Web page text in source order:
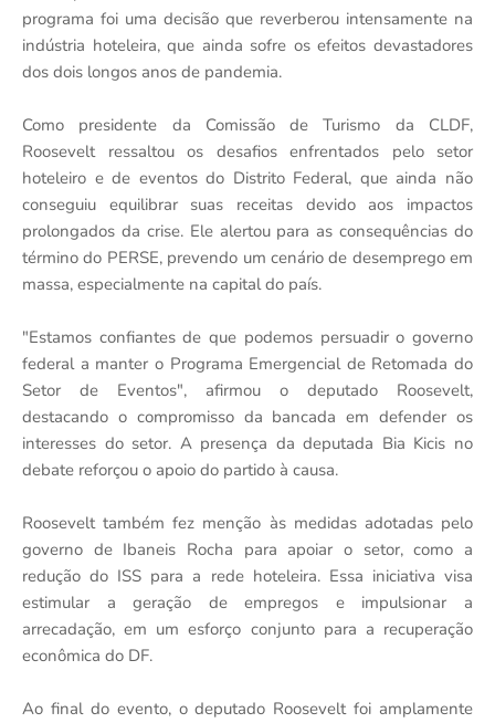
programa foi uma decisão que reverberou intensamente na
indústria hoteleira, que ainda sofre os efeitos devastadores
dos dois longos anos de pandemia.
Como presidente da Comissão de Turismo da CLDF,
Roosevelt ressaltou os desafios enfrentados pelo setor
hoteleiro e de eventos do Distrito Federal, que ainda não
conseguiu equilibrar suas receitas devido aos impactos
prolongados da crise. Ele alertou para as consequências do
término do PERSE, prevendo um cenário de desemprego em
massa, especialmente na capital do país.
"Estamos confiantes de que podemos persuadir o governo
federal a manter o Programa Emergencial de Retomada do
Setor de Eventos", afirmou o deputado Roosevelt,
destacando o compromisso da bancada em defender os
interesses do setor. A presença da deputada Bia Kicis no
debate reforçou o apoio do partido à causa.
Roosevelt também fez menção às medidas adotadas pelo
governo de Ibaneis Rocha para apoiar o setor, como a
redução do ISS para a rede hoteleira. Essa iniciativa visa
estimular a geração de empregos e impulsionar a
arrecadação, em um esforço conjunto para a recuperação
econômica do DF.
Ao final do evento, o deputado Roosevelt foi amplamente